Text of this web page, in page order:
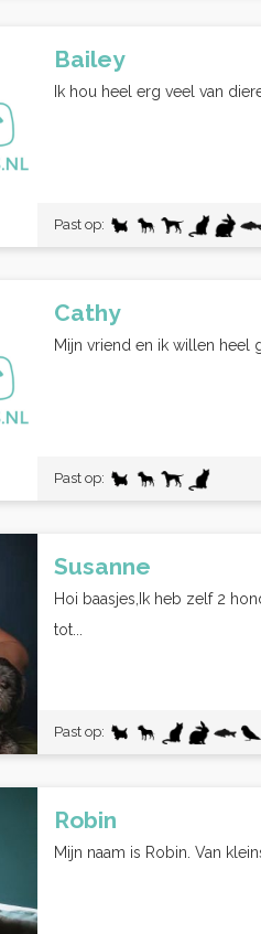
Bailey
Ik hou heel erg veel van
Past op:
Cathy
Mijn vriend en ik willen heel
Past op:
Susanne
Hoi baasjes,Ik heb zelf 2
tot...
Past op:
Robin
Mijn naam is Robin. Van